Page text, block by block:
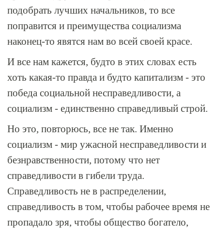
подобрать лучших начальников, то все
поправится и преимущества социализма
наконец-то явятся нам во всей своей красе.
И все нам кажется, будто в этих словах есть
хоть какая-то правда и будто капитализм - это
победа социальной несправедливости, а
социализм - единственно справедливый строй.
Но это, повторюсь, все не так. Именно
социализм - мир ужасной несправедливости и
безнравственности, потому что нет
справедливости в гибели труда.
Справедливость не в распределении,
справедливость в том, чтобы рабочее время не
пропадало зря, чтобы общество богатело,